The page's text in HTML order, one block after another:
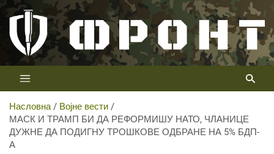
Скип
цонтент
Телевизија ФРОНТ
Први војни канал у Србији
Насловна
Војне вести
МАСК И ТРАМП БИ ДА РЕФОРМИШУ НАТО, ЧЛАНИЦЕ
ДУЖНЕ ДА ПОДИГНУ ТРОШКОВЕ ОДБРАНЕ НА 5% БДП-
А